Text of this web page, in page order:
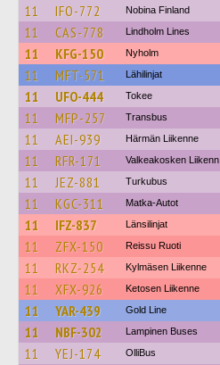
11 IFO-772 Nobina Finland
11 CAS-778 Lindholm Lines
11 KFG-150 Nyholm
11 MFT-571 Lähilinjat
11 UFO-444 Tokee
11 MFP-257 Transbus
11 AEI-939 Härmän Liikenne
11 RFR-171 Valkeakosken Liikenn
11 JEZ-881 Turkubus
11 KGC-311 Matka-Autot
11 IFZ-837 Länsilinjat
11 ZFX-150 Reissu Ruoti
11 RKZ-254 Kylmäsen Liikenne
11 XFX-926 Ketosen Liikenne
11 YAR-439 Gold Line
11 NBF-302 Lampinen Buses
11 YEJ-174 OlliBus